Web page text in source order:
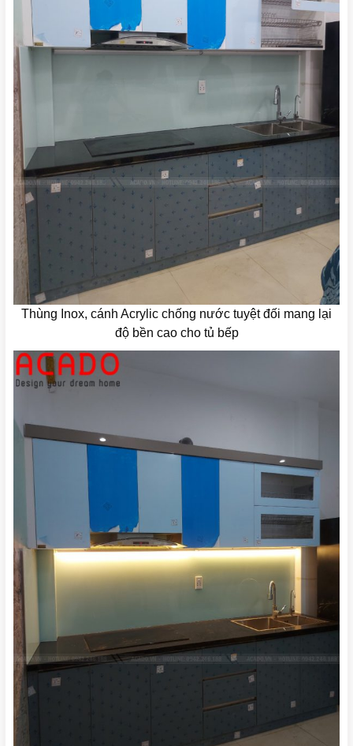
Thùng Inox, cánh Acrylic chống nước tuyệt đối mang lại
độ bền cao cho tủ bếp